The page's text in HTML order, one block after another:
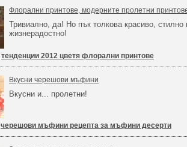
Флорални принтове, модерните пролетни
Тривиално, да! Но пък толкова красиво, стилно
жизнерадостно!
тенденции 2012 цветя флорални принтове
Вкусни черешови мъфини
Вкусни и... пролетни!
черешови мъфини рецепта за мъфини десерти